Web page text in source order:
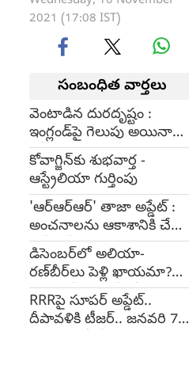
2021 (17:08 IST)
సంబంధిత వార్తలు
వెంటాడిన దురదృష్టం :
ఇంగ్లండ్‌పై గెలుపు అయినా
టోర్నీ నుంచి ఔట్!
కోవాగ్జిన్‌కు శుభవార్త -
ఆస్ట్రేలియా గుర్తింపు
'ఆర్ఆర్ఆర్' తాజా అప్డేట్ :
అంచనాలను ఆకాశానికి చేర్చిన
ఫస్ట్ గ్లిమ్ప్స్..
డిసెంబర్‌లో అలియా-
రణ్‌బీర్‌లు పెళ్లి ఖాయమా?
రాజస్థాన్ ప్యాలెస్‌లో..?
RRRపై సూపర్ అప్డేట్..
దీపావళికి టీజర్.. జనవరి 7న